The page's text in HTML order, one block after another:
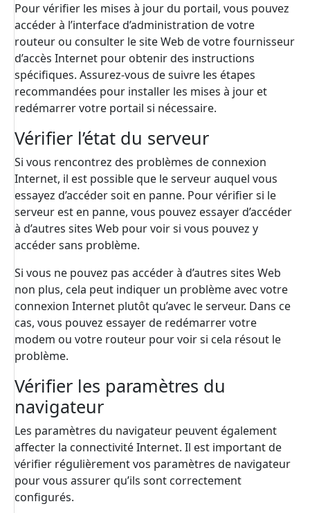
Pour vérifier les mises à jour du portail, vous pouvez
accéder à l’interface d’administration de votre
routeur ou consulter le site Web de votre fournisseur
d’accès Internet pour obtenir des instructions
spécifiques. Assurez-vous de suivre les étapes
recommandées pour installer les mises à jour et
redémarrer votre portail si nécessaire.
Vérifier l’état du serveur
Si vous rencontrez des problèmes de connexion
Internet, il est possible que le serveur auquel vous
essayez d’accéder soit en panne. Pour vérifier si le
serveur est en panne, vous pouvez essayer d’accéder
à d’autres sites Web pour voir si vous pouvez y
accéder sans problème.
Si vous ne pouvez pas accéder à d’autres sites Web
non plus, cela peut indiquer un problème avec votre
connexion Internet plutôt qu’avec le serveur. Dans ce
cas, vous pouvez essayer de redémarrer votre
modem ou votre routeur pour voir si cela résout le
problème.
Vérifier les paramètres du
navigateur
Les paramètres du navigateur peuvent également
affecter la connectivité Internet. Il est important de
vérifier régulièrement vos paramètres de navigateur
pour vous assurer qu’ils sont correctement
configurés.